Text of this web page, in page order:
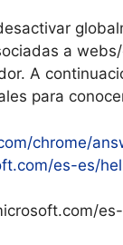
a
A
para
chrome/
es-es/